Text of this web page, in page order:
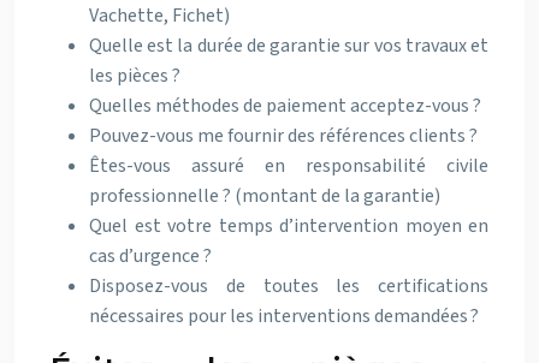
Vachette, Fichet)
Quelle est la durée de garantie sur vos travaux et
les pièces ?
Quelles méthodes de paiement acceptez-vous ?
Pouvez-vous me fournir des références clients ?
Êtes-vous assuré en responsabilité civile
professionnelle ? (montant de la garantie)
Quel est votre temps d’intervention moyen en
cas d’urgence ?
Disposez-vous de toutes les certifications
nécessaires pour les interventions demandées ?